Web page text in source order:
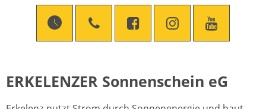
ERKELENZER Sonnenschein eG